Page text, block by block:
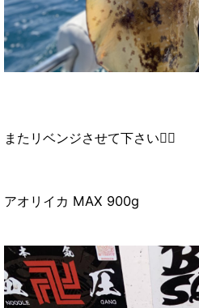
またリベンジさせて下さい🙇‍♂️
アオリイカ MAX 900g